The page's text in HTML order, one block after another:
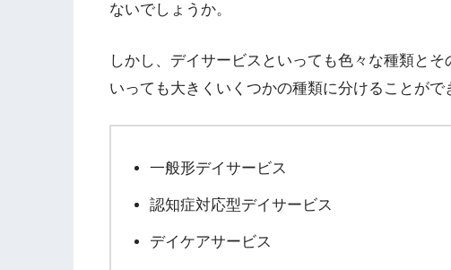
ないでしょうか。
しかし、デイサービスといっても色々な種類と
いっても大きくいくつかの種類に分けることがで
一般形デイサービス
認知症対応型デイサービス
デイケアサービス